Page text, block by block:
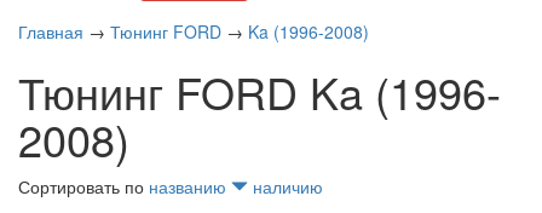
Главная → Тюнинг FORD → Ka (1996-2008)
Тюнинг FORD Ka (1996-
2008)
Сортировать по названию наличию